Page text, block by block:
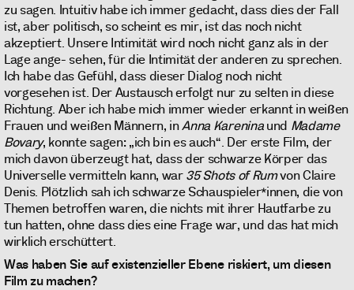
zu sagen. Intuitiv habe ich immer gedacht, dass dies der Fall
ist, aber politisch, so scheint es mir, ist das noch nicht
akzeptiert. Unsere Intimität wird noch nicht ganz als in der
Lage ange- sehen, für die Intimität der anderen zu sprechen.
Ich habe das Gefühl, dass dieser Dialog noch nicht
vorgesehen ist. Der Austausch erfolgt nur zu selten in diese
Richtung. Aber ich habe mich immer wieder erkannt in weißen
Frauen und weißen Männern, inAnna Kareninaund Madame
Bovary, konnte sagen: „ich bin es auch“. Der erste Film, der
mich davon überzeugt hat, dass der schwarze Körper das
Universelle vermitteln kann, war35 Shots of Rumvon Claire
Denis. Plötzlich sah ich schwarze Schauspieler*innen, die von
Themen betroffen waren, die nichts mit ihrer Hautfarbe zu
tun hatten, ohne dass dies eine Frage war, und das hat mich
wirklich erschüttert.
Was haben Sie auf existenzieller Ebene riskiert, um diesen
Film zu machen?